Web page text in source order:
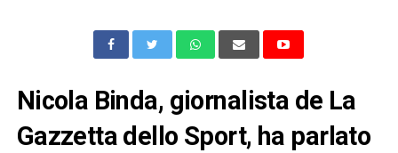
Nicola Binda, giornalista de La
Gazzetta dello Sport, ha parlato